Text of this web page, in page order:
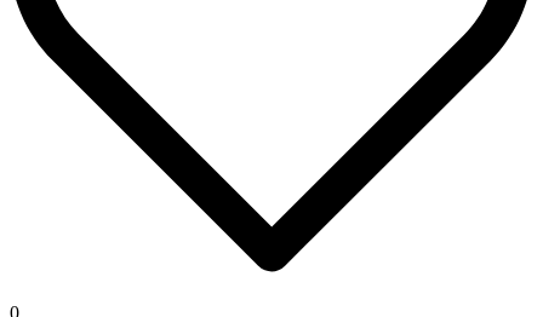
0